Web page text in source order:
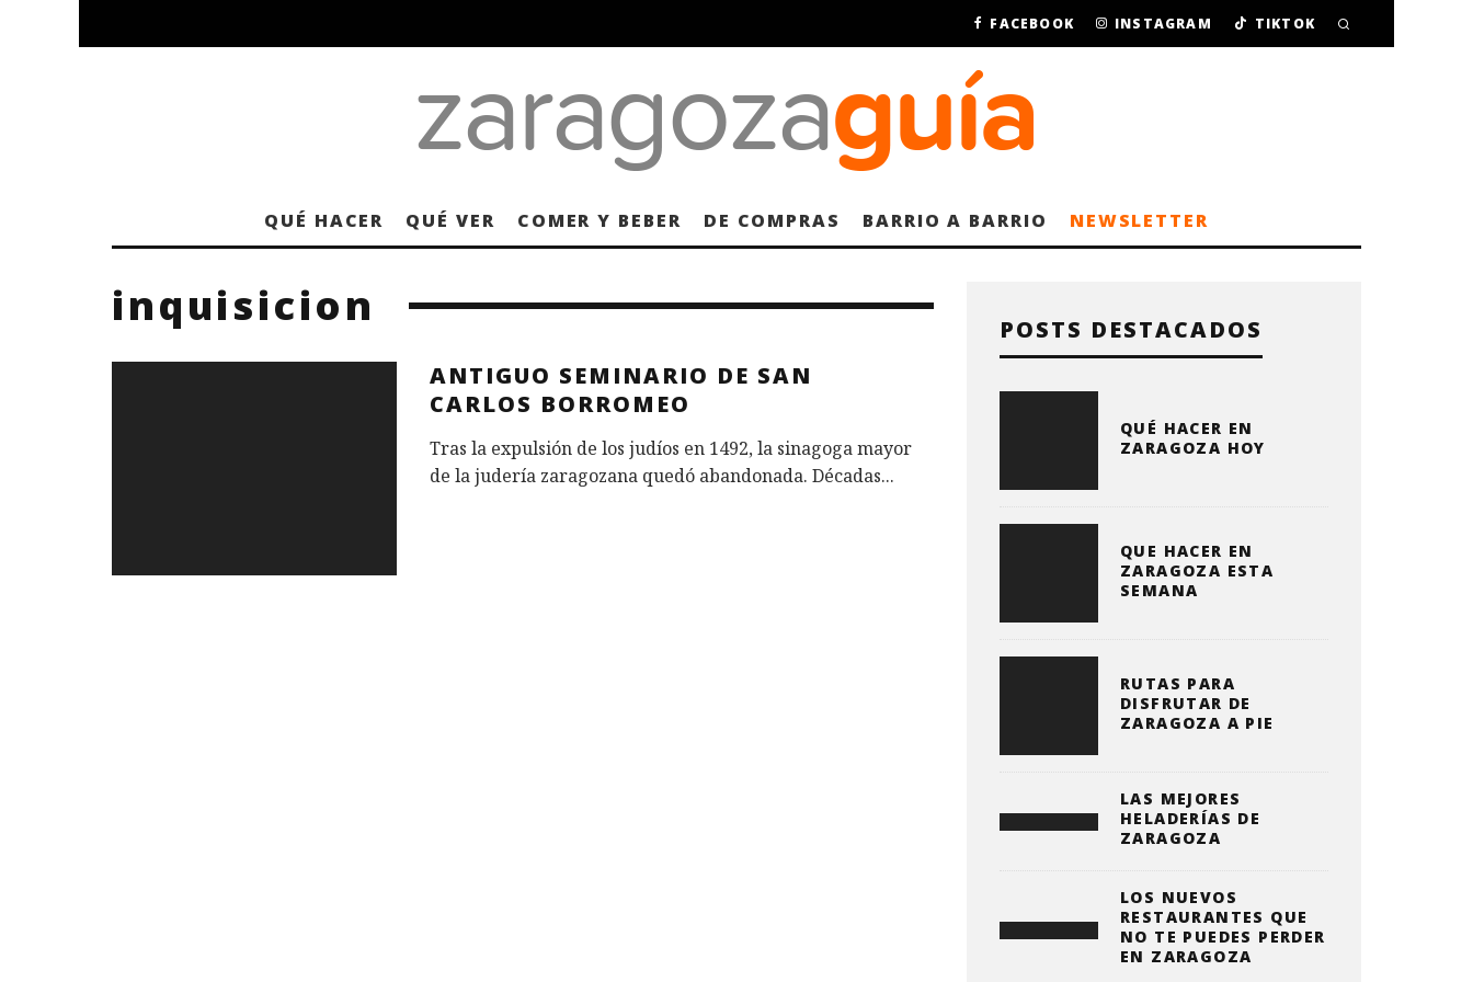
FACEBOOK INSTAGRAM TIKTOK
QUÉ HACER QUÉ VER COMER Y BEBER DE COMPRAS BARRIO A BARRIO NEWSLETTER
inquisicion
ANTIGUO SEMINARIO DE SAN
CARLOS BORROMEO
Tras la expulsión de los judíos en 1492, la sinagoga mayor
de la judería zaragozana quedó abandonada. Décadas...
POSTS DESTACADOS
QUÉ HACER EN
ZARAGOZA HOY
QUE HACER EN
ZARAGOZA ESTA
SEMANA
RUTAS PARA
DISFRUTAR DE
ZARAGOZA A PIE
LAS MEJORES
HELADERÍAS DE
ZARAGOZA
LOS NUEVOS
RESTAURANTES QUE
NO TE PUEDES PERDER
EN ZARAGOZA